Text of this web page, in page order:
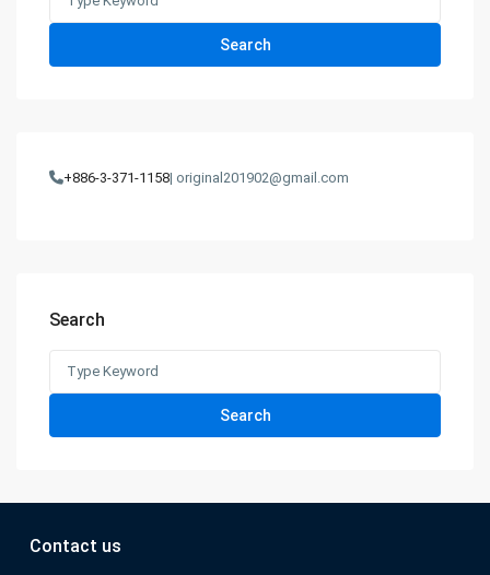
Search
+886-3-371-1158| original201902@gmail.com
Search
Search
Contact us